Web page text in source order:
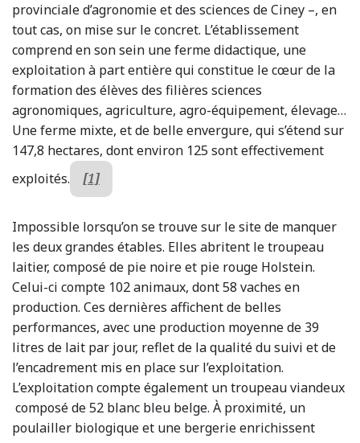
provinciale d’agronomie et des sciences de Ciney –, en
tout cas, on mise sur le concret. L’établissement
comprend en son sein une ferme didactique, une
exploitation à part entière qui constitue le cœur de la
formation des élèves des filières sciences
agronomiques, agriculture, agro-équipement, élevage…
Une ferme mixte, et de belle envergure, qui s’étend sur
147,8 hectares, dont environ 125 sont effectivement
exploités.
[1]
Impossible lorsqu’on se trouve sur le site de manquer
les deux grandes étables. Elles abritent le troupeau
laitier, composé de pie noire et pie rouge Holstein.
Celui-ci compte 102 animaux, dont 58 vaches en
production. Ces dernières affichent de belles
performances, avec une production moyenne de 39
litres de lait par jour, reflet de la qualité du suivi et de
l’encadrement mis en place sur l’exploitation.
L’exploitation compte également un troupeau viandeux
composé de 52 blanc bleu belge. À proximité, un
poulailler biologique et une bergerie enrichissent